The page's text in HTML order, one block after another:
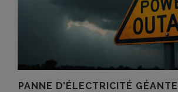
PANNE D’ÉLECTRICITÉ